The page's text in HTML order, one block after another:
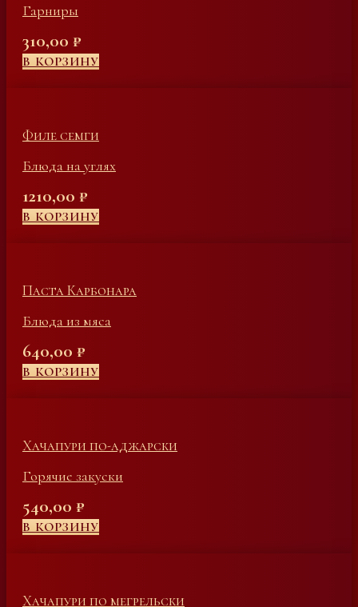
Гарниры
310,00 ₽
В КОРЗИНУ
Филе семги
Блюда на углях
1210,00 ₽
В КОРЗИНУ
Паста Карбонара
Блюда из мяса
640,00 ₽
В КОРЗИНУ
Хачапури по-аджарски
Горячие закуски
540,00 ₽
В КОРЗИНУ
Хачапури по мегрельски